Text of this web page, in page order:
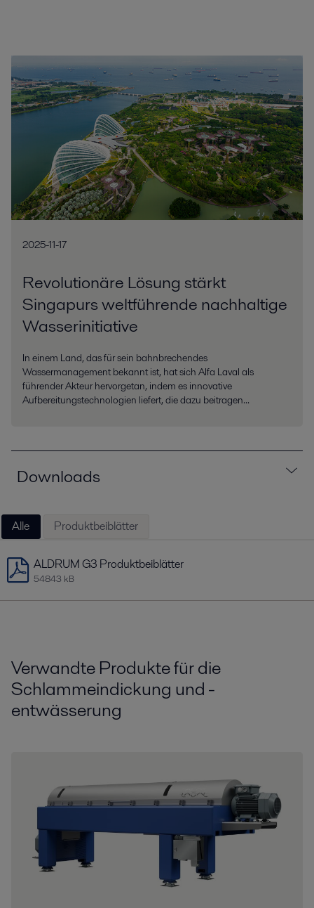
2025-11-17
Revolutionäre Lösung stärkt
Singapurs weltführende nachhaltige
Wasserinitiative
In einem Land, das für sein bahnbrechendes
Wassermanagement bekannt ist, hat sich Alfa Laval als
führender Akteur hervorgetan, indem es innovative
Aufbereitungstechnologien liefert, die dazu beitragen...
Downloads
Alle Produktbeiblätter
ALDRUM G3 Produktbeiblätter
54843 kB
Verwandte Produkte für die
Schlammeindickung und -
entwässerung